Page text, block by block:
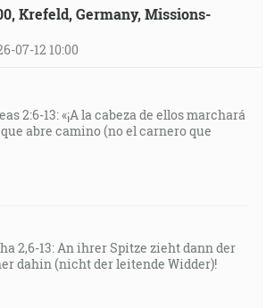
Krefeld, Germany, Missions-
07-12 10:00
2:6-13: «¡A la cabeza de ellos marchará
abre camino (no el carnero que
2,6-13: An ihrer Spitze zieht dann der
dahin (nicht der leitende Widder)!